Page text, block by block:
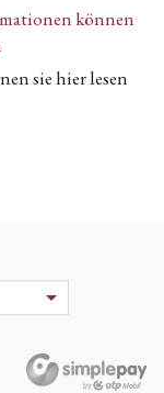
können
sie hier lesen